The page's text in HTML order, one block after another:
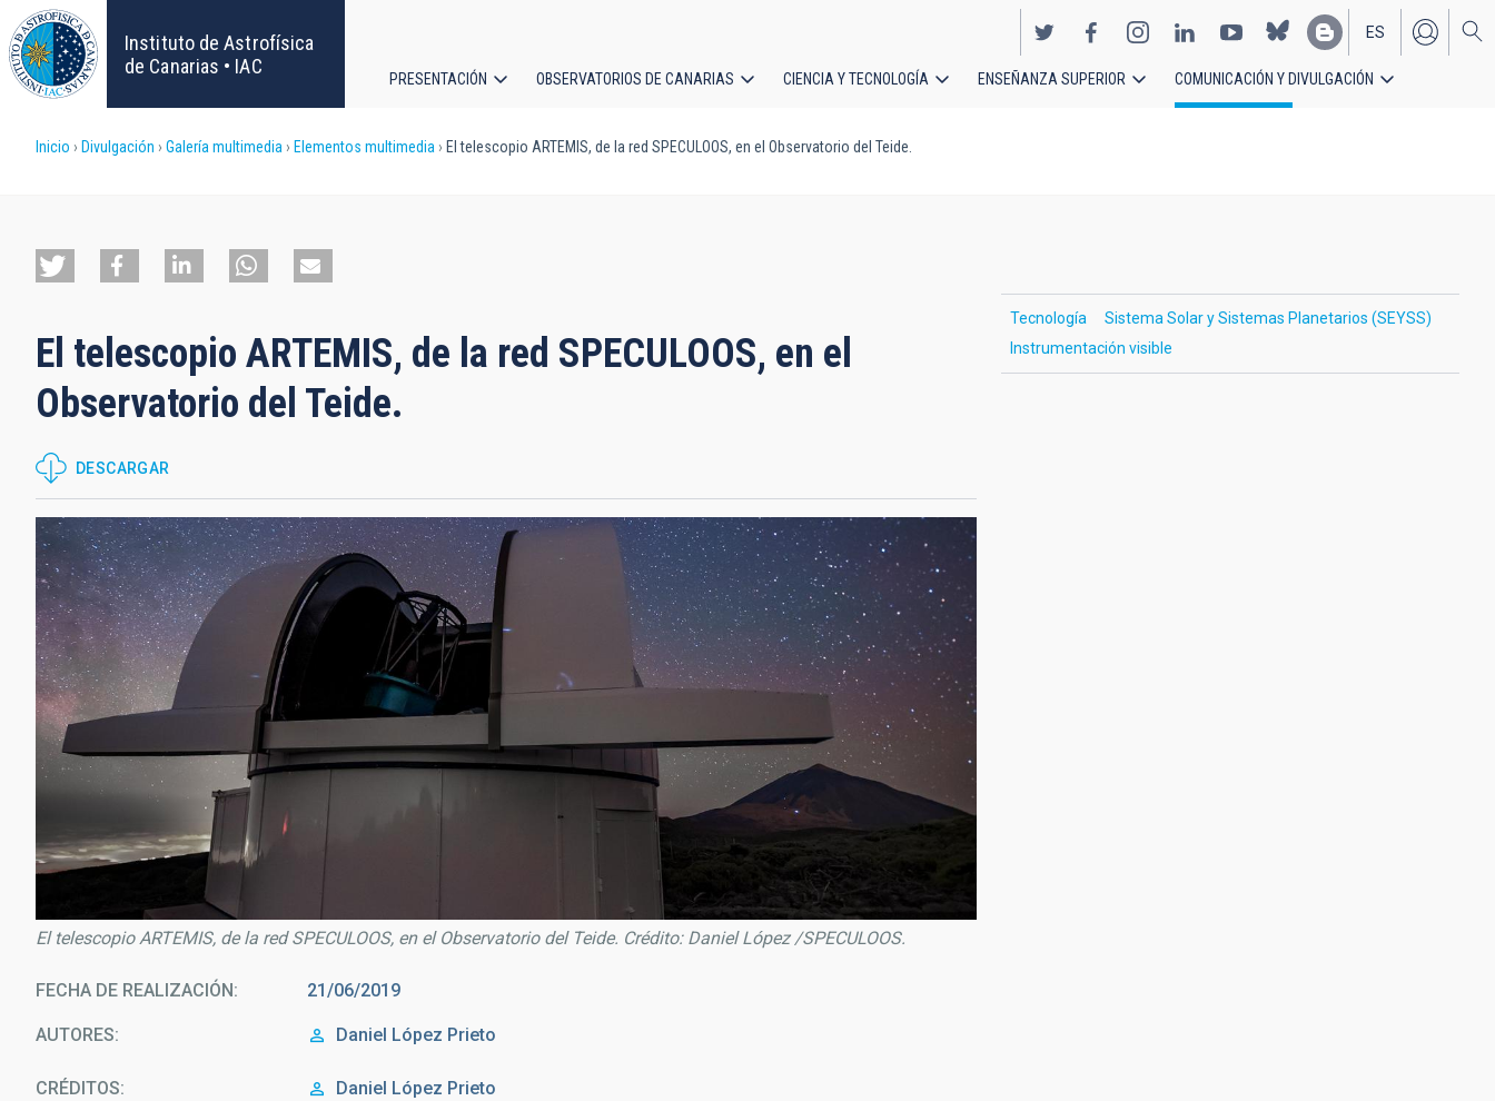
Pasar
al
contenido
principal
Instituto de Astrofísica
de Canarias • IAC
EN
ES
principal
PRESENTACIÓN OBSERVATORIOS DE CANARIAS CIENCIA Y TECNOLOGÍA ENSEÑANZA SUPERIOR COMUNICACIÓN Y DIVULGACIÓN
Sobrescribir
de
a
la
navegación
Inicio Divulgación Galería multimedia Elementos multimedia El telescopio ARTEMIS, de la red SPECULOOS, en el Observatorio del Teide.
El telescopio ARTEMIS, de la red SPECULOOS, en el
Observatorio del Teide.
DESCARGAR
El telescopio ARTEMIS, de la red SPECULOOS, en el Observatorio del Teide. Crédito: Daniel López /SPECULOOS.
FECHA DE REALIZACIÓN 21/06/2019
AUTORES Daniel López Prieto
CRÉDITOS Daniel López Prieto
Tecnología
Sistema Solar y Sistemas Planetarios (SEYSS)
Instrumentación visible